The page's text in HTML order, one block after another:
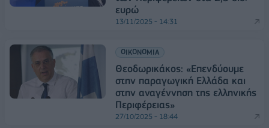
ευρώ
13/11/2025 - 14:31
ΟΙΚΟΝΟΜΙΑ
Θεοδωρικάκος: «Επενδύουμε
στην παραγωγική Ελλάδα και
στην αναγέννηση της ελληνικής
Περιφέρειας»
27/10/2025 - 18:44